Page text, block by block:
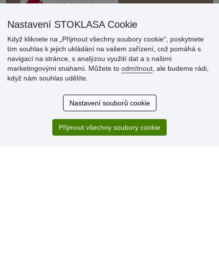
Hodnocení
zákazníků
Super obchod, kvalitní zboží za slušné ceny. Vřele
Sortiment za fajn ceny a hlavně super rychlé dodání. Moc
Nastavení STOKLASA Cookie
Když kliknete na „Přijmout všechny soubory cookie“, poskytnete
tím souhlas k jejich ukládání na vašem zařízení, což pomáhá s
navigací na stránce, s analýzou využití dat a s našimi
marketingovými snahami. Můžete to odmítnout , ale budeme rádi,
když nám souhlas udělíte.
Nastavení souborů cookie
Přijmout všechny soubory cookie